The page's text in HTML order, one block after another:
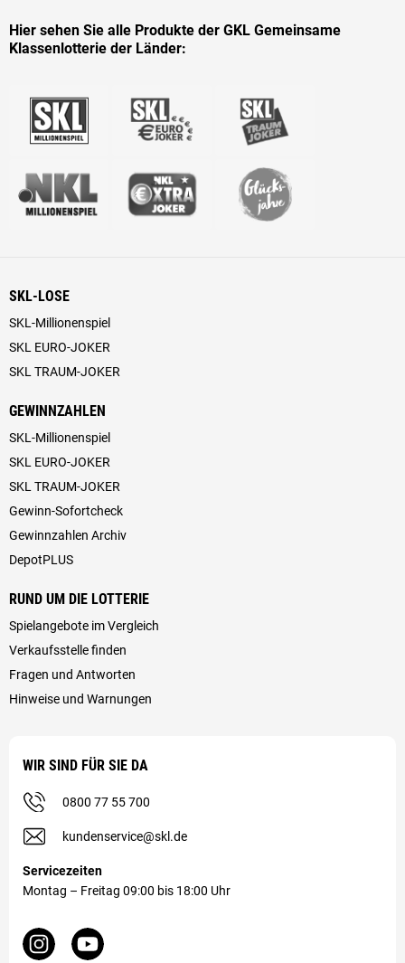
Hier sehen Sie alle Produkte der GKL Gemeinsame
Klassenlotterie der Länder:
SKL-LOSE
SKL-Millionenspiel
SKL EURO-JOKER
SKL TRAUM-JOKER
GEWINNZAHLEN
SKL-Millionenspiel
SKL EURO-JOKER
SKL TRAUM-JOKER
Gewinn-Sofortcheck
Gewinnzahlen Archiv
DepotPLUS
RUND UM DIE LOTTERIE
Spielangebote im Vergleich
Verkaufsstelle finden
Fragen und Antworten
Hinweise und Warnungen
WIR SIND FÜR SIE DA
0800 77 55 700
kundenservice@skl.de
Servicezeiten
Montag – Freitag 09:00 bis 18:00 Uhr